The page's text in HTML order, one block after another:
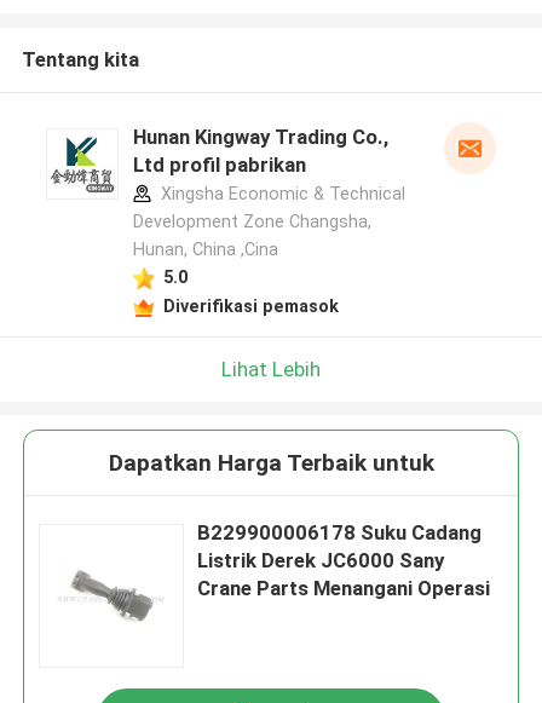
Tentang kita
Hunan Kingway Trading Co.,
Ltd profil pabrikan
Xingsha Economic & Technical
Development Zone Changsha,
Hunan, China ,Cina
5.0
Diverifikasi pemasok
Lihat Lebih
Dapatkan Harga Terbaik untuk
B229900006178 Suku Cadang
Listrik Derek JC6000 Sany
Crane Parts Menangani Operasi